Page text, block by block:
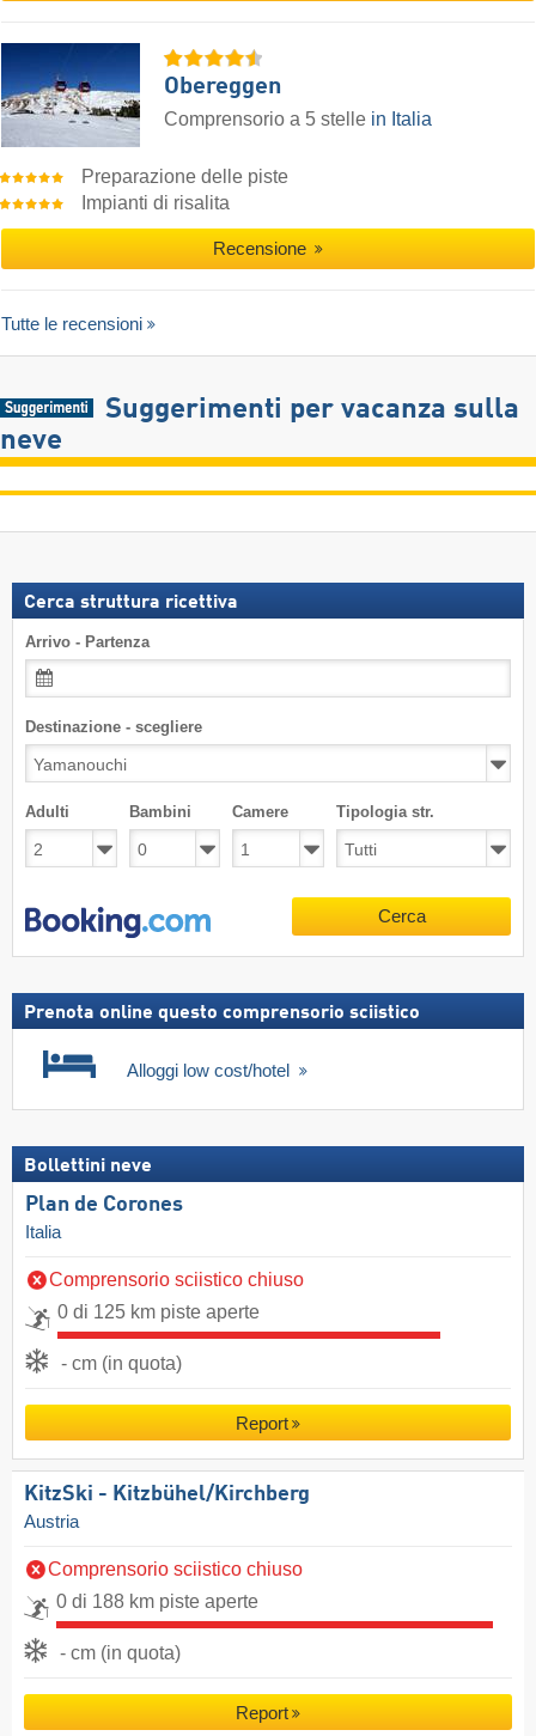
Obereggen
Comprensorio a 5 stelle in Italia
Preparazione delle piste
Impianti di risalita
Recensione
Tutte le recensioni
Suggerimenti per vacanza sulla
neve
Cerca struttura ricettiva
Arrivo - Partenza
Destinazione - scegliere
Adulti Bambini Camere Tipologia str.
Cerca
Prenota online questo comprensorio sciistico
Alloggi low cost/hotel
Bollettini neve
Plan de Corones
Italia
Comprensorio sciistico chiuso
0 di 125 km piste aperte
- cm (in quota)
Report
KitzSki - Kitzbühel/​Kirchberg
Austria
Comprensorio sciistico chiuso
0 di 188 km piste aperte
- cm (in quota)
Report